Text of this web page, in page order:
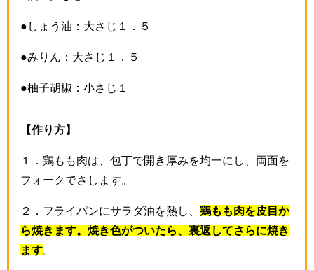
●しょう油：大さじ１．５
●みりん：大さじ１．５
●柚子胡椒：小さじ１
【作り方】
１．鶏もも肉は、包丁で開き厚みを均一にし、両面を
フォークでさします。
２．フライパンにサラダ油を熱し、 鶏もも肉を皮目か
ら焼きます。焼き色がついたら、裏返してさらに焼き
ます